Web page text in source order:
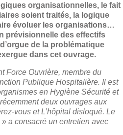
organisationnelles, le fait
soient traités, la logique
évoluer les organisations…
prévisionnelle des effectifs
de la problématique
dans cet ouvrage.
Force Ouvrière, membre du
Publique Hospitalière. Il est
en Hygiène Sécurité et
deux ouvrages aux
vous et L’hôpital disloqué. Le
a consacré un entretien avec